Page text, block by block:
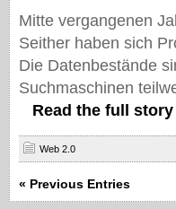
Mitte vergangenen
Seither haben sich
Die Datenbestände
Suchmaschinen
Read the full story
Web 2.0
« Previous Entries